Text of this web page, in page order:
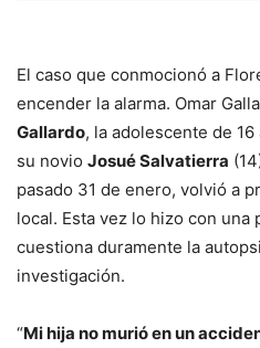
El caso que conmocionó a
encender la alarma. Omar
Gallardo, la adolescente de
su novio Josué Salvatierra
pasado 31 de enero, volvió a
local. Esta vez lo hizo con
cuestiona duramente la
investigación.
“Mi hija no murió en un